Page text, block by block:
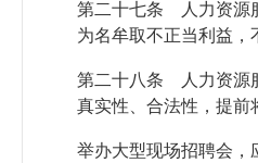
第二十七条 人力资源
为名牟取不正当利益
第二十八条 人力资源
真实性、合法性，提前
举办大型现场招聘会，